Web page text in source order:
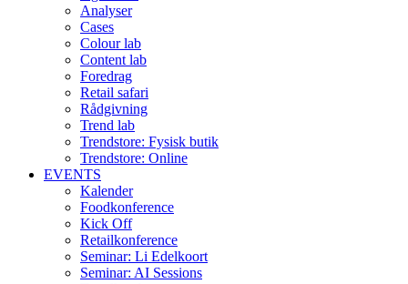
Analyser
Cases
Colour lab
Content lab
Foredrag
Retail safari
Rådgivning
Trend lab
Trendstore: Fysisk butik
Trendstore: Online
EVENTS
Kalender
Foodkonference
Kick Off
Retailkonference
Seminar: Li Edelkoort
Seminar: AI Sessions